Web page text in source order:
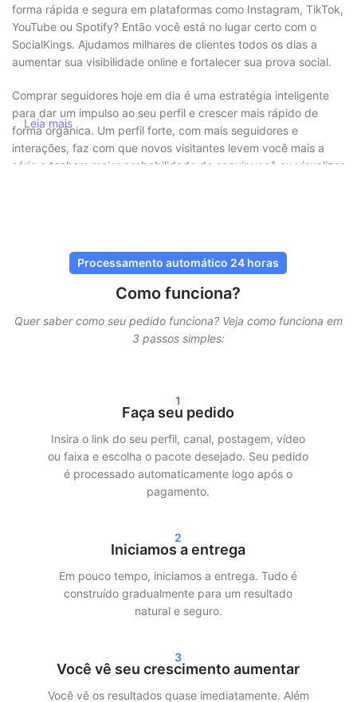
forma rápida e segura em plataformas como Instagram, TikTok,
YouTube ou Spotify? Então você está no lugar certo com o
SocialKings. Ajudamos milhares de clientes todos os dias a
aumentar sua visibilidade online e fortalecer sua prova social.
Comprar seguidores hoje em dia é uma estratégia inteligente
para dar um impulso ao seu perfil e crescer mais rápido de
forma orgânica. Um perfil forte, com mais seguidores e
interações, faz com que novos visitantes levem você mais a
sério e tenham maior probabilidade de seguir você ou visualizar
nunca precisa compartilhar sua senha
entregas são feitas por métodos seguros e comprovados.
Nossos serviços são projetados para parecer o mais natural
que seus seguidores, curtidas ou visualizações não chegam de
uma vez, mas são distribuídos ao longo do tempo. Isso garante
um crescimento mais realista e minimiza os riscos.
Entrega rápida e resultados reais
resultados claros nas suas estatísticas em 24–72 horas. Seja
comprando seguidores no Instagram, visualizações no TikTok
ou streams no Spotify — garantimos uma entrega rápida e
qualidade consistente.
Leia mais
Processamento automático 24 horas
Como funciona?
Quer saber como seu pedido funciona? Veja como funciona em
3 passos simples:
1
Faça seu pedido
Insira o link do seu perfil, canal, postagem, vídeo
ou faixa e escolha o pacote desejado. Seu pedido
é processado automaticamente logo após o
pagamento.
2
Iniciamos a entrega
Em pouco tempo, iniciamos a entrega. Tudo é
construído gradualmente para um resultado
natural e seguro.
3
Você vê seu crescimento aumentar
Você vê os resultados quase imediatamente. Além